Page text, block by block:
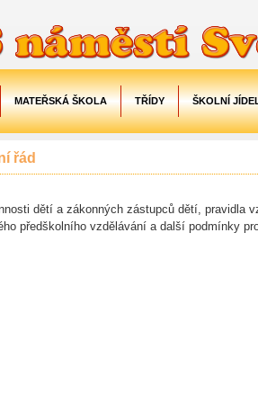
MATEŘSKÁ ŠKOLA TŘÍDY ŠKOLNÍ
řád
dětí a zákonných zástupců dětí, pravidla
předškolního vzdělávání a další podmínky